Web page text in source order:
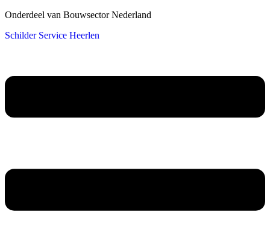
Onderdeel van Bouwsector Nederland
Schilder Service Heerlen